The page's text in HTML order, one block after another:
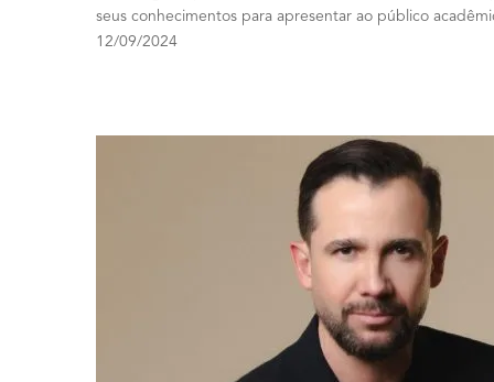
seus conhecimentos para apresentar ao público
12/09/2024